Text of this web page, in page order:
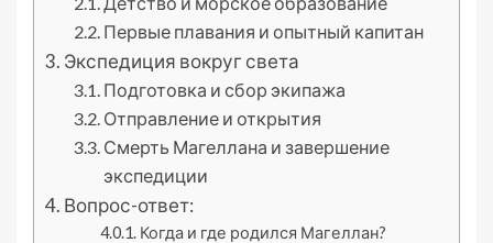
Первые плавания и опытный капитан
Экспедиция вокруг света
Подготовка и сбор экипажа
Отправление и открытия
Смерть Магеллана и завершение
экспедиции
Вопрос-ответ:
Когда и где родился Магеллан?